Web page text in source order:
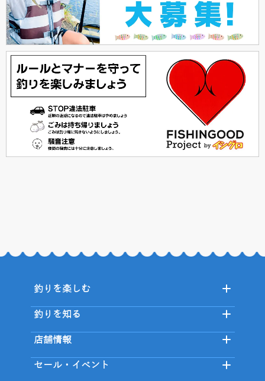
釣りを楽しむ
釣りを知る
店舗情報
セール・イベント